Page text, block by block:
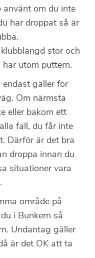
använt om du inte
har droppat så är
stor och
utom puttern.
gäller för
Om närmsta
eller bakom ett
fall, du får inte
Därför är det bra
droppa innan du
situationer vara
område på
i Bunkern så
Undantag gäller
är det OK att ta